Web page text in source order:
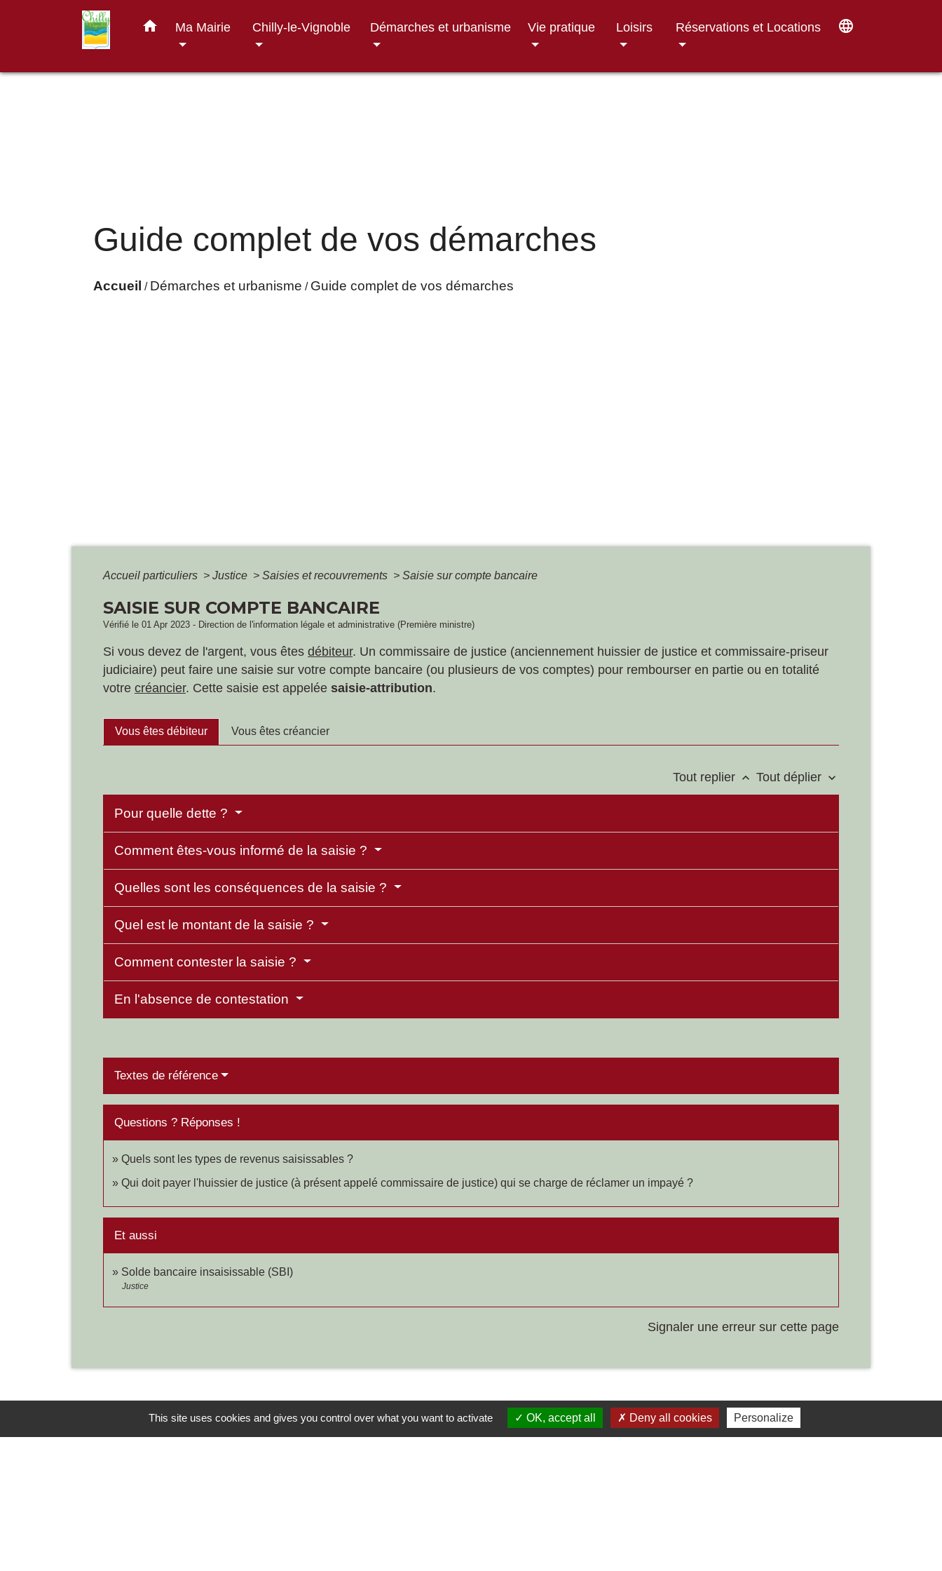
home Ma Mairie Chilly-le-Vignoble Démarches et urbanisme Vie pratique Loisirs Réservations et Locations language
Guide complet de vos démarches
Accueil / Démarches et urbanisme / Guide complet de vos démarches
Accueil particuliers > Justice > Saisies et recouvrements > Saisie sur compte bancaire
SAISIE SUR COMPTE BANCAIRE
Vérifié le 01 Apr 2023 - Direction de l'information légale et administrative (Première ministre)
Si vous devez de l'argent, vous êtes débiteur. Un commissaire de justice (anciennement huissier de justice et commissaire-priseur
judiciaire) peut faire une saisie sur votre compte bancaire (ou plusieurs de vos comptes) pour rembourser en partie ou en totalité
votre créancier. Cette saisie est appelée saisie-attribution.
Vous êtes débiteur Vous êtes créancier
Tout replier keyboard_arrow_up Tout déplier keyboard_arrow_down
Pour quelle dette ?
Comment êtes-vous informé de la saisie ?
Quelles sont les conséquences de la saisie ?
Quel est le montant de la saisie ?
Comment contester la saisie ?
En l'absence de contestation
Textes de référence
Questions ? Réponses !
Quels sont les types de revenus saisissables ?
Qui doit payer l'huissier de justice (à présent appelé commissaire de justice) qui se charge de réclamer un impayé ?
Et aussi
Solde bancaire insaisissable (SBI)
Justice
Signaler une erreur sur cette page
This site uses cookies and gives you control over what you want to activate OK, accept all Deny all cookies Personalize